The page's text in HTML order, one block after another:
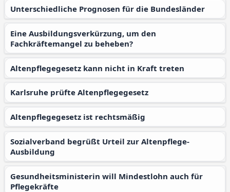
Unterschiedliche Prognosen für die Bundesländer
Eine Ausbildungsverkürzung, um den
Fachkräftemangel zu beheben?
Altenpflegegesetz kann nicht in Kraft treten
Karlsruhe prüfte Altenpflegegesetz
Altenpflegegesetz ist rechtsmäßig
Sozialverband begrüßt Urteil zur Altenpflege-
Ausbildung
Gesundheitsministerin will Mindestlohn auch für
Pflegekräfte